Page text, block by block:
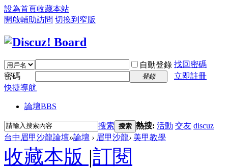
設為首頁收藏本站
開啟輔助訪問 切換到窄版
自動登錄 找回密碼
密碼
登錄
立即註冊
快捷導航
論壇BBS
搜索 搜索 熱搜: 活動 交友 discuz
台中眉甲沙龍論壇»論壇 › 眉甲沙龍› 美甲教學
收藏本版 |訂閱